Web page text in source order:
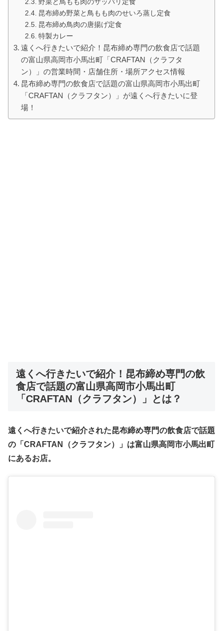
昆布締め野菜と鳥もも肉のせいろ蒸し定食
昆布締め鳥肉の唐揚げ定食
特製カレー
遠くへ行きたいで紹介！昆布締め専門の飲食店で話題
の富山県高岡市小馬出町「CRAFTAN（クラフタ
ン）」の営業時間・店舗住所・場所アクセス情報
昆布締め専門の飲食店で話題の富山県高岡市小馬出町
「CRAFTAN（クラフタン）」が遠くへ行きたいに登
場！
遠くへ行きたいで紹介！ 昆布締め専門の飲
食店で話題の富山県高岡市小馬出町
「CRAFTAN（クラフタン）」
とは？
遠くへ行きたいで紹介された昆布締め専門の飲食店で話題
の「CRAFTAN（クラフタン）」は富山県高岡市小馬出町
にあるお店。